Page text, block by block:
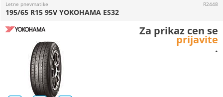
Letne pnevmatike
195/65 R15 95V YOKOHAMA ES32
R2448
Za prikaz cen se
prijavite
.